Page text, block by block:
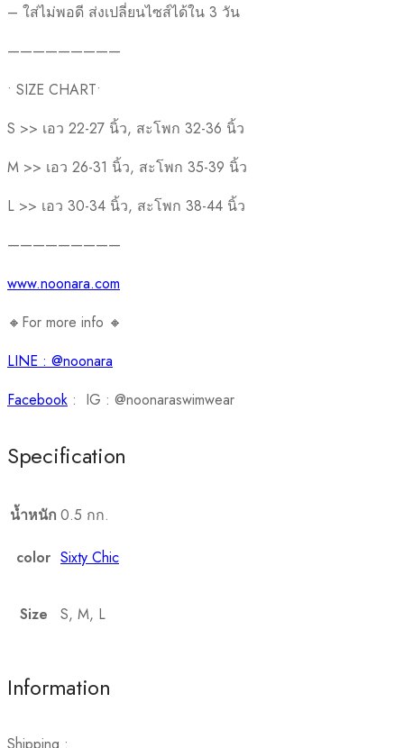
– ใส่ไม่พอดี ส่งเปลี่ยนไซส์ได้ใน 3 วัน
—————————
• SIZE CHART•
S >> เอว 22-27 นิ้ว, สะโพก 32-36 นิ้ว
M >> เอว 26-31 นิ้ว, สะโพก 35-39 นิ้ว
L >> เอว 30-34 นิ้ว, สะโพก 38-44 นิ้ว
—————————
www.noonara.com
🔸For more info 🔸
LINE : @noonara
Facebook : IG : @noonaraswimwear
Specification
น้ำหนัก 0.5 กก.
color Sixty Chic
Size S, M, L
Information
Shipping :